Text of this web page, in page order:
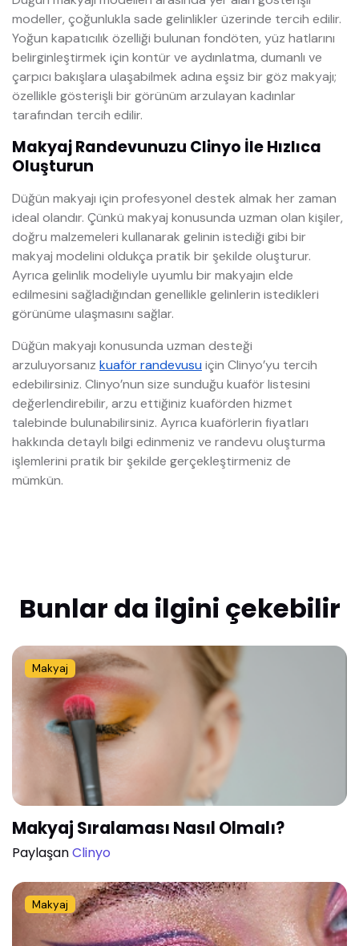
modeller, çoğunlukla sade gelinlikler üzerinde tercih edilir.
Yoğun kapatıcılık özelliği bulunan fondöten, yüz hatlarını
belirginleştirmek için kontür ve aydınlatma, dumanlı ve
çarpıcı bakışlara ulaşabilmek adına eşsiz bir göz makyajı;
özellikle gösterişli bir görünüm arzulayan kadınlar
tarafından tercih edilir.
Makyaj Randevunuzu Clinyo İle Hızlıca
Oluşturun
Düğün makyajı için profesyonel destek almak her zaman
ideal olandır. Çünkü makyaj konusunda uzman olan kişiler,
doğru malzemeleri kullanarak gelinin istediği gibi bir
makyaj modelini oldukça pratik bir şekilde oluşturur.
Ayrıca gelinlik modeliyle uyumlu bir makyajın elde
edilmesini sağladığından genellikle gelinlerin istedikleri
görünüme ulaşmasını sağlar.
Düğün makyajı konusunda uzman desteği
arzuluyorsanız kuaför randevusu için Clinyo’yu tercih
edebilirsiniz. Clinyo’nun size sunduğu kuaför listesini
değerlendirebilir, arzu ettiğiniz kuaförden hizmet
talebinde bulunabilirsiniz. Ayrıca kuaförlerin fiyatları
hakkında detaylı bilgi edinmeniz ve randevu oluşturma
işlemlerini pratik bir şekilde gerçekleştirmeniz de
mümkün.
Bunlar da ilgini çekebilir
Makyaj
Makyaj Sıralaması Nasıl Olmalı?
PaylaşanClinyo
Makyaj